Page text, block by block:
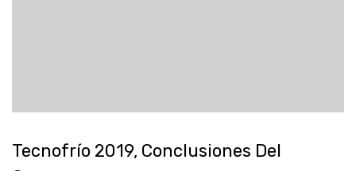
Tecnofrío 2019, Conclusiones Del